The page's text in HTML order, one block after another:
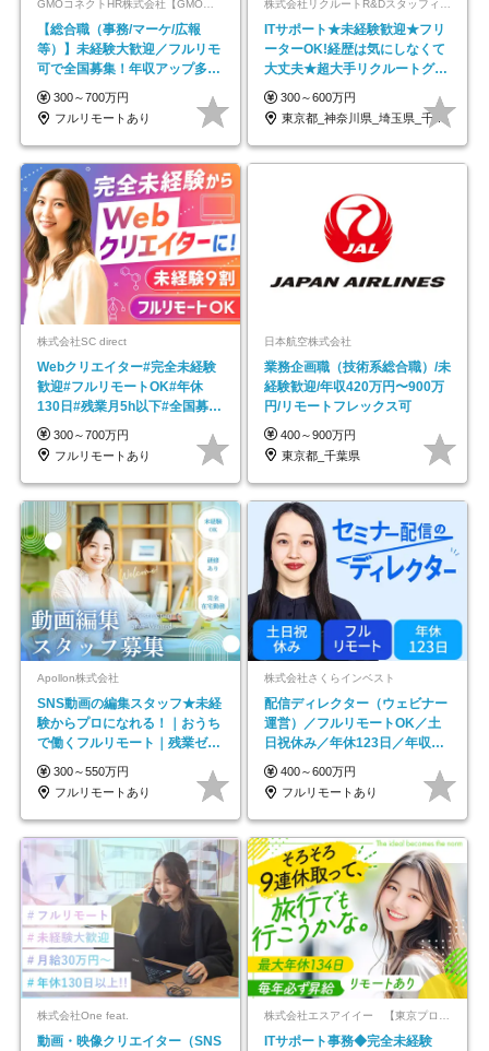
GMOコネクトHR株式会社【GMOインターネットグループ】
【総合職（事務/マーケ/広報
等）】未経験大歓迎／フルリモ
可で全国募集！年収アップ多数
★年休最大130日★
300～700万円
フルリモートあり
株式会社リクルートR&Dスタッフィング【リクルートグループ】
ITサポート★未経験歓迎★フリ
ーターOK!経歴は気にしなくて
大丈夫★超大手リクルートグル
ープの正社員/sg
300～600万円
東京都_神奈川県_埼玉県_千葉県_大阪府…
株式会社SC direct
Webクリエイター#完全未経験
歓迎#フルリモートOK#年休
130日#残業月5h以下#全国募集
#最大1年の研修
300～700万円
フルリモートあり
日本航空株式会社
業務企画職（技術系総合職）/未
経験歓迎/年収420万円〜900万
円/リモートフレックス可
400～900万円
東京都_千葉県
Apollon株式会社
SNS動画の編集スタッフ★未経
験からプロになれる！｜おうち
で働くフルリモート｜残業ゼロ
で18時退勤◎
300～550万円
フルリモートあり
株式会社さくらインベスト
配信ディレクター（ウェビナー
運営）／フルリモートOK／土
日祝休み／年休123日／年収
600万円可
400～600万円
フルリモートあり
株式会社One feat.
動画・映像クリエイター（SNS
ITサポート事務◆完全未経験